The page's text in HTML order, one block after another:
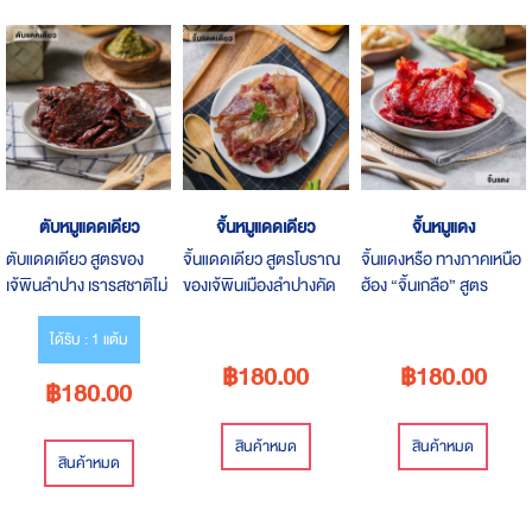
Direction
ตับหมูแดดเดียว
ตับแดดเดียว สูตรของ
เจ้พินลำปาง เรารสชาติไม่
เหมือนใคร ความพิเศษตับ
ของเรานำไปย่างเตาถ่าน
เมื่อนำมาทอดหรือรวน
น้ำมันเล็กน้อย จะได้กิน
มีความหวานออกมา"
ได้รับ : 1 แต้ม
฿180.00
สินค้าหมด
จิ้นหมูแดดเดียว
จิ้นแดดเดียว สูตรโบราณ
ของเจ้พินเมืองลำปางคัด
ไอความหอมของเตาถ่าน
ผ่านกรรมวิธีที่สะอาดและ
ปลอดภัย
฿180.00
สินค้าหมด
จิ้นหมูแดง
จิ้นแดงหรือ ทางภาคเหนือ
ฮ้อง “จิ้นเกลือ” สูตร
หมูแดดเดียว ทานกับอะไร
ก็อร่อยนะ฿180.00
สินค้าหมด